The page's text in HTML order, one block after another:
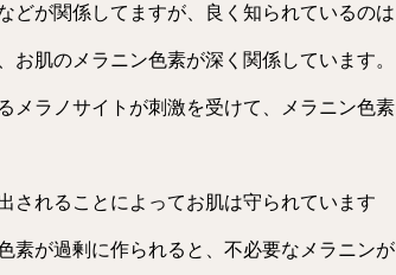
どが関係してますが、良く知られているのは
肌のメラニン色素が深く関係しています。
メラノサイトが刺激を受けて、メラニン色素
されることによってお肌は守られています
素が過剰に作られると、不必要なメラニンが